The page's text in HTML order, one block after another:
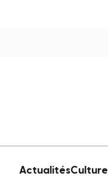
ActualitésCulture